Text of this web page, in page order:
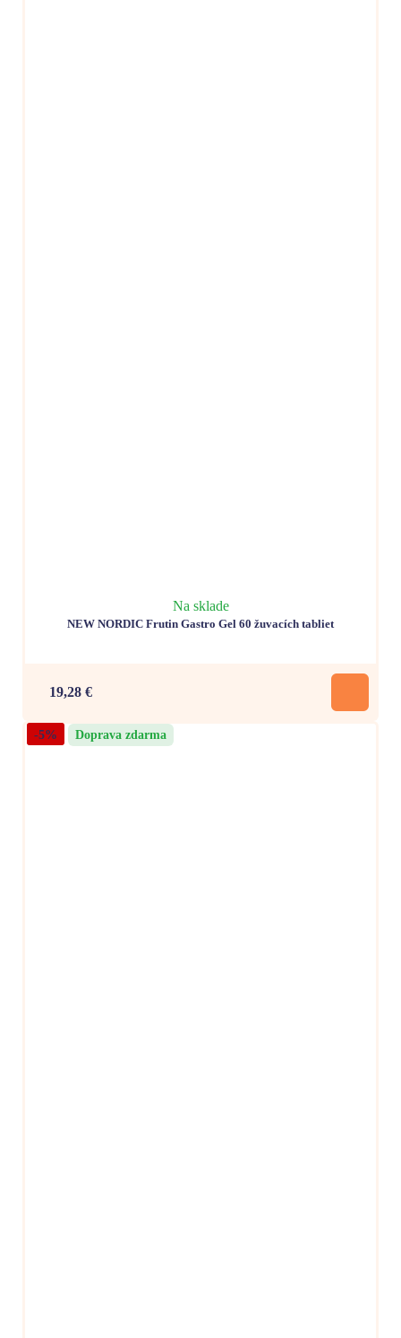
Na sklade
NEW NORDIC Frutin Gastro Gel 60 žuvacích tabliet
19,28 €
-5% Doprava zdarma